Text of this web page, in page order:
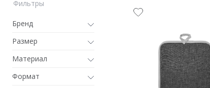
Фильтры
Бренд
Размер
Материал
Формат